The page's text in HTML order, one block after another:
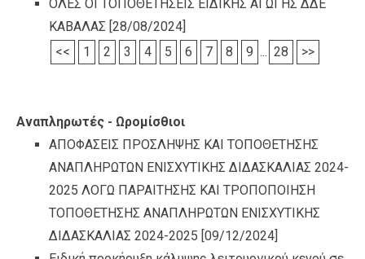
ΟΛΕΣ ΟΙ ΤΟΠΟΘΕΤΗΣΕΙΣ ΕΙΔΙΚΗΣ ΑΓΩΓΗΣ ΔΔΕ
ΚΑΒΑΛΑΣ [28/08/2024]
<<
1 2 3 4 5 6 7 8 9 ... 28 >>
Αναπληρωτές - Ωρομίσθιοι
ΑΠΟΦΑΣΕΙΣ ΠΡΟΣΛΗΨΗΣ ΚΑΙ ΤΟΠΟΘΕΤΗΣΗΣ
ΑΝΑΠΛΗΡΩΤΩΝ ΕΝΙΣΧΥΤΙΚΗΣ ΔΙΔΑΣΚΑΛΙΑΣ 2024-
2025 ΛΟΓΩ ΠΑΡΑΙΤΗΣΗΣ ΚΑΙ ΤΡΟΠΟΠΟΙΗΣΗ
ΤΟΠΟΘΕΤΗΣΗΣ ΑΝΑΠΛΗΡΩΤΩΝ ΕΝΙΣΧΥΤΙΚΗΣ
ΔΙΔΑΣΚΑΛΙΑΣ 2024-2025 [09/12/2024]